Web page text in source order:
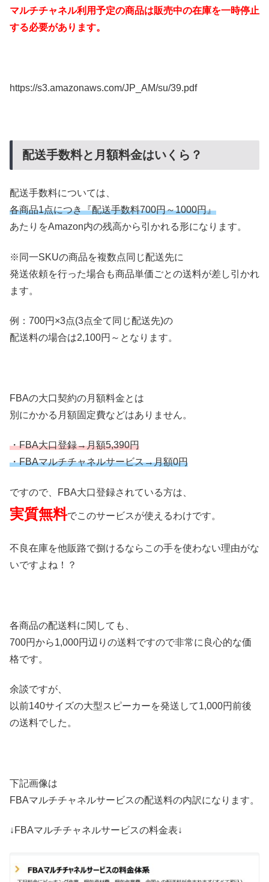
マルチチャネル利用予定の商品は販売中の在庫を一時停止
する必要があります。
https://s3.amazonaws.com/JP_AM/su/39.pdf
配送手数料と月額料金はいくら？
配送手数料については、
各商品1点につき『配送手数料700円～1000円』
あたりをAmazon内の残高から引かれる形になります。
※同一SKUの商品を複数点同じ配送先に
発送依頼を行った場合も商品単価ごとの送料が差し引かれ
ます。
例：700円×3点(3点全て同じ配送先)の
配送料の場合は2,100円～となります。
FBAの大口契約の月額料金とは
別にかかる月額固定費などはありません。
・FBA大口登録→月額5,390円
・FBAマルチチャネルサービス→月額0円
ですので、FBA大口登録されている方は、
実質無料でこのサービスが使えるわけです。
不良在庫を他販路で捌けるならこの手を使わない理由がな
いですよね！？
各商品の配送料に関しても、
700円から1,000円辺りの送料ですので非常に良心的な価
格です。
余談ですが、
以前140サイズの大型スピーカーを発送して1,000円前後
の送料でした。
下記画像は
FBAマルチチャネルサービスの配送料の内訳になります。
↓FBAマルチチャネルサービスの料金表↓